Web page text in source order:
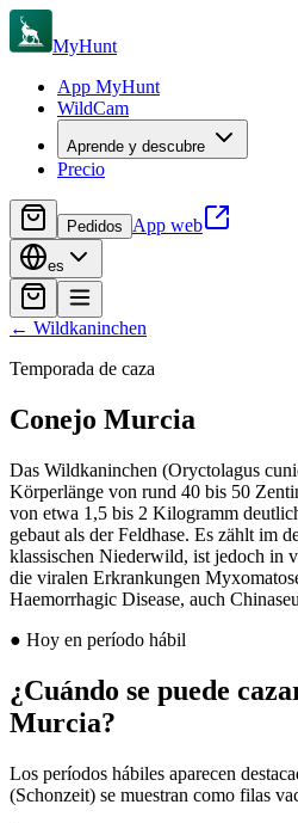
MyHunt
App MyHunt
WildCam
Aprende y descubre
Precio
Pedidos App web
es
← Wildkaninchen
Temporada de caza
Conejo Murcia
Das Wildkaninchen (Oryctolagus
Körperlänge von rund 40 bis 50
von etwa 1,5 bis 2 Kilogramm
gebaut als der Feldhase. Es zählt im
klassischen Niederwild, ist jedoch in
die viralen Erkrankungen
Haemorrhagic Disease, auch
● Hoy en período hábil
¿Cuándo se puede
Murcia?
Los períodos hábiles aparecen
(Schonzeit) se muestran como filas